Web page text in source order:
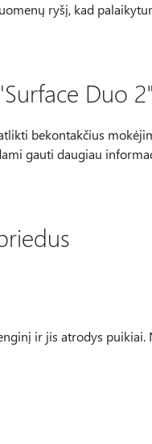
ryšį, kad
Duo 2"
bekontakčius
gauti daugiau
ir jis atrodys